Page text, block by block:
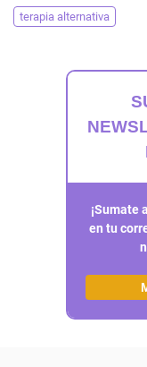
terapia alternativa
¡Sumate
en tu